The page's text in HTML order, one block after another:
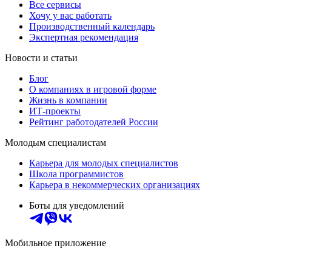
Все сервисы
Хочу у вас работать
Производственный календарь
Экспертная рекомендация
Новости и статьи
Блог
О компаниях в игровой форме
Жизнь в компании
ИТ-проекты
Рейтинг работодателей России
Молодым специалистам
Карьера для молодых специалистов
Школа программистов
Карьера в некоммерческих организациях
Боты для уведомлений
Мобильное приложение